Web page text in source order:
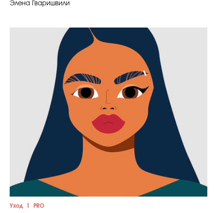
Элена Гваришвили
Уход PRO